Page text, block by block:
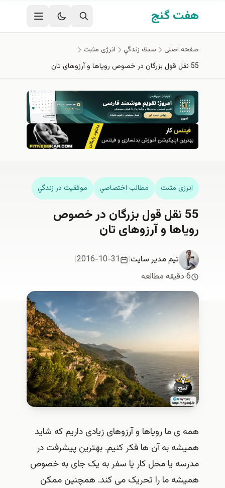
رفتن به محتوای اصلی
هفت گنج
صفحه اصلی سبك زندگي
انرژی مثبت
55 نقل قول بزرگان در خصوص رویاها و آرزوهای تان
انرژی مثبت مطالب اختصاصي موفقيت در زندگي
55 نقل قول بزرگان در خصوص
رویاها و آرزوهای تان
تیم مدیر سایت|
2016-10-31
|
6 دقیقه مطالعه
همه ی ما رویاها و آرزوهای زیادی داریم که شاید
همیشه به آن ها فکر کنیم. بهترین پیشرفت در
مدرسه یا محل کار یا سفر به یک جای به خصوص
همیشه ما را تحریک می کند. همچنین ممکن